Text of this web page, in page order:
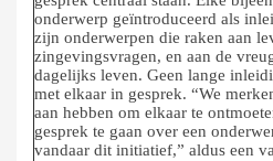
onderwerp geïntroduceerd als
zijn onderwerpen die raken aan
zingevingsvragen, en aan de
dagelijks leven. Geen lange
met elkaar in gesprek. “We
aan hebben om elkaar te
gesprek te gaan over een
vandaar dit initiatief,” aldus een